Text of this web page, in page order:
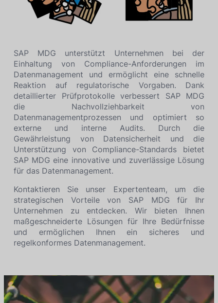
SAP MDG unterstützt Unternehmen bei der
Einhaltung von Compliance-Anforderungen im
Datenmanagement und ermöglicht eine schnelle
Reaktion auf regulatorische Vorgaben. Dank
detaillierter Prüfprotokolle verbessert SAP MDG
die Nachvollziehbarkeit von
Datenmanagementprozessen und optimiert so
externe und interne Audits. Durch die
Gewährleistung von Datensicherheit und die
Unterstützung von Compliance-Standards bietet
SAP MDG eine innovative und zuverlässige Lösung
für das Datenmanagement.
Kontaktieren Sie unser Expertenteam, um die
strategischen Vorteile von SAP MDG für Ihr
Unternehmen zu entdecken. Wir bieten Ihnen
maßgeschneiderte Lösungen für Ihre Bedürfnisse
und ermöglichen Ihnen ein sicheres und
regelkonformes Datenmanagement.